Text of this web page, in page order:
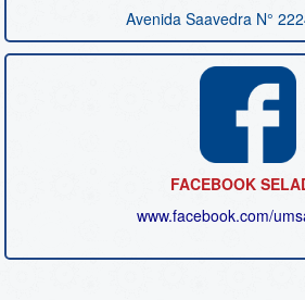
Avenida Saavedra N°
FACEBOOK
www.facebook.com/